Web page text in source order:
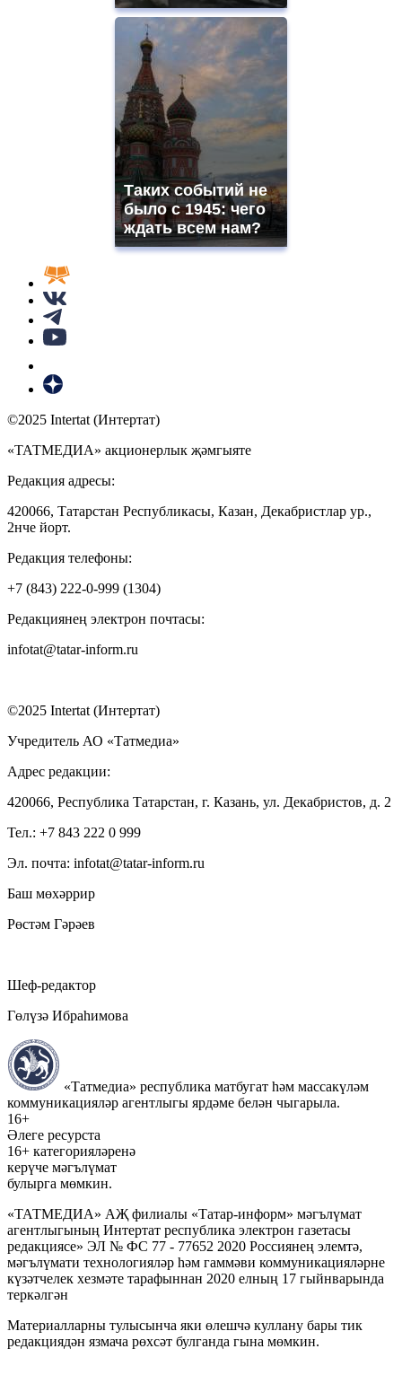
Таких событий не
было с 1945: чего
ждать всем нам?
©2025 Intertat (Интертат)
«ТАТМЕДИА» акционерлык җәмгыяте
Редакция адресы:
420066, Татарстан Республикасы, Казан, Декабристлар ур.,
2нче йорт.
Редакция телефоны:
+7 (843) 222-0-999 (1304)
Редакциянең электрон почтасы:
infotat@tatar-inform.ru
©2025 Intertat (Интертат)
Учредитель АО «Татмедиа»
Адрес редакции:
420066, Республика Татарстан, г. Казань, ул. Декабристов, д. 2
Тел.: +7 843 222 0 999
Эл. почта: infotat@tatar-inform.ru
Баш мөхәррир
Рөстәм Гәрәев
Шеф-редактор
Гөлүзә Ибраһимова
«Татмедиа» республика матбугат һәм массакүләм
коммуникацияләр агентлыгы ярдәме белән чыгарыла.
16+
Әлеге ресурста
16+ категорияләренә
керүче мәгълүмат
булырга мөмкин.
«ТАТМЕДИА» АҖ филиалы «Татар-информ» мәгълүмат
агентлыгының Интертат республика электрон газетасы
редакциясе» ЭЛ № ФС 77 - 77652 2020 Россиянең элемтә,
мәгълүмати технологияләр һәм гаммәви коммуникацияләрне
күзәтчелек хезмәте тарафыннан 2020 елның 17 гыйнварында
теркәлгән
Материалларны тулысынча яки өлешчә куллану бары тик
редакциядән язмача рөхсәт булганда гына мөмкин.